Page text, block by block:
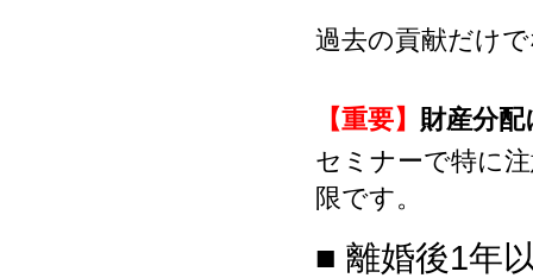
過去の貢献だけ
【重要】 財産分
セミナーで特に
限です。
■ 離婚後1年